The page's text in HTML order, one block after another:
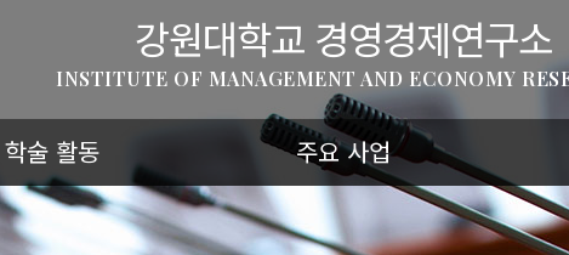
강원대학교 경영경제연구소
INSTITUTE OF MANAGEMENT AND ECONOMY
학술 활동 주요 사업